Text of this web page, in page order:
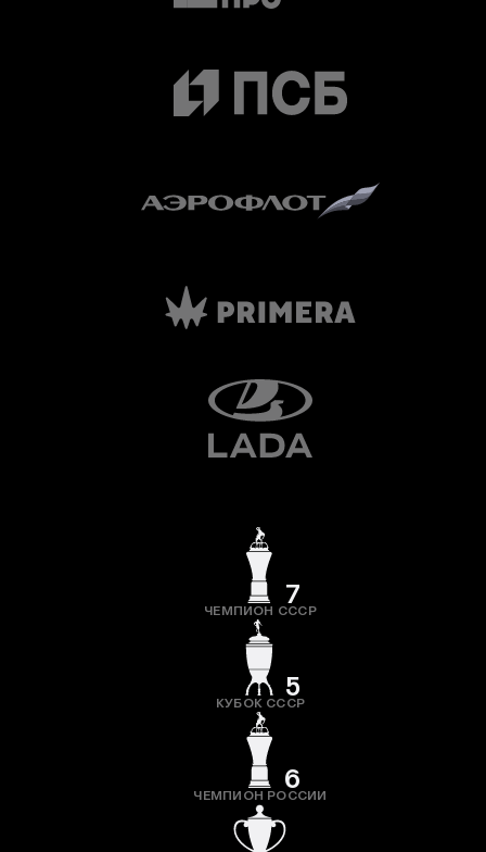
7
ЧЕМПИОН СССР
5
КУБОК СССР
6
ЧЕМПИОН РОССИИ